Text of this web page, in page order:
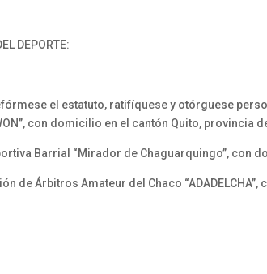
DEPORTE:
el estatuto, ratifíquese y otórguese
con domicilio en el cantón Quito, provincia
Barrial “Mirador de Chaguarquingo”, con
de Árbitros Amateur del Chaco